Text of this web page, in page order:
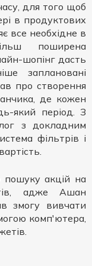
для того щоб
в продуктових
все необхідне в
поширена
шопінг дасть
заплановані
про створення
де кожен
який період. З
з докладним
фільтрів і
пошуку акцій на
адже Ашан
змогу вивчати
комп'ютера,